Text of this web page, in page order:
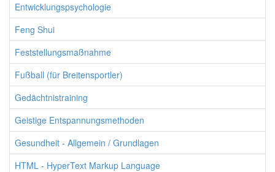
Entwicklungspsychologie
Feng Shui
Feststellungsmaßnahme
Fußball (für Breitensportler)
Gedächtnistraining
Geistige Entspannungsmethoden
Gesundheit - Allgemein / Grundlagen
HTML - HyperText Markup Language